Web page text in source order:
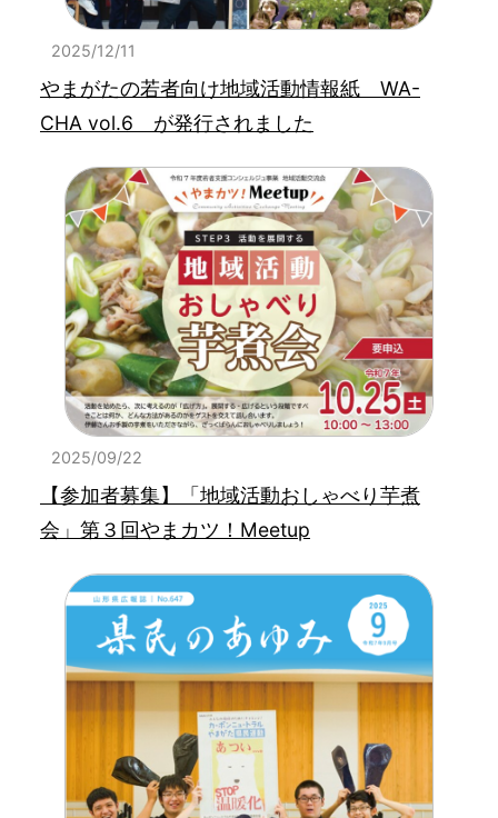
2025/12/11
やまがたの若者向け地域活動情報紙 WA-
CHA vol.6 が発行されました
2025/09/22
【参加者募集】「地域活動おしゃべり芋煮
会」第３回やまカツ！Meetup